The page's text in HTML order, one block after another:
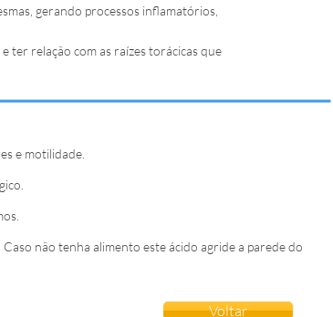
gerando processos inflamatórios,
ter relação com as raízes torácicas que
Voltar
e motilidade.
não tenha alimento este ácido agride a parede do